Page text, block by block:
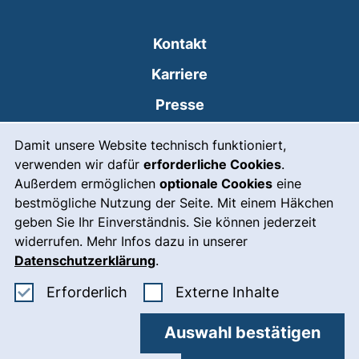
Damit unsere Website technisch funktioniert,
verwenden wir dafür erforderliche Cookies.
Außerdem ermöglichen optionale Cookies eine
bestmögliche Nutzung der Seite. Mit einem Häkchen
geben Sie Ihr Einverständnis. Sie können jederzeit
widerrufen. Mehr Infos dazu in unserer
Datenschutzerklärung.
Erforderlich Erforderliche Cookies akzeptieren
Externe Inhalte: Externe
Auswahl bestätigen
Kontakt
Karriere
Presse
Leichte Sprache
Gebärdensprache
Notfall(externer Link, öffnet
Impressum
Barrierefreiheit
Datenschutz